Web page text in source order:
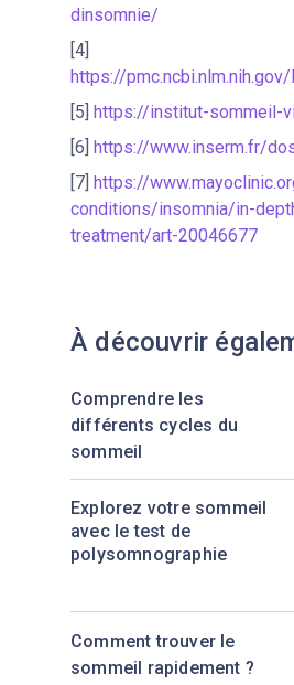
dinsomnie/
[4]
https://
[5] https://institut-sommeil-
[6] https://www.inserm.fr/
[7] https://
conditions/insomnia/in-
treatment/art-20046677
À découvrir
Comprendre les
différents cycles du
sommeil
Comment trouver le
sommeil rapidement ?
Explorez votre sommeil
avec le test de
polysomnographie